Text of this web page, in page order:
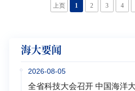
提供一流的物业服务。他强调，校
管理成果服务学校事业发展大局。
上页 1 2 3 4
海大要闻
2026-08-05
全省科技大会召开 中国海洋